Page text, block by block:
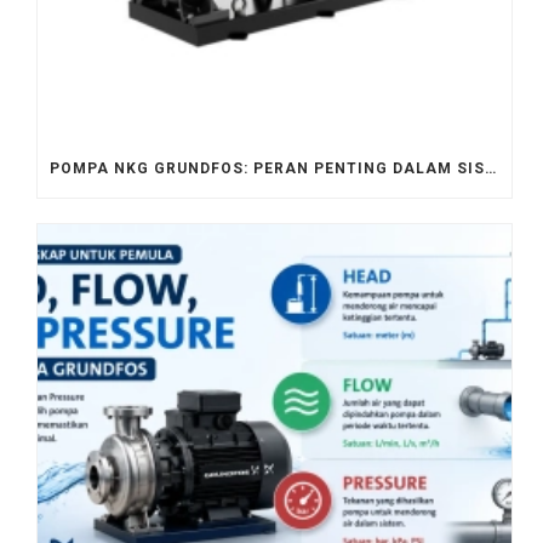
POMPA NKG GRUNDFOS: PERAN PENTING DALAM SISTEM PEMANASAN SENTRAL